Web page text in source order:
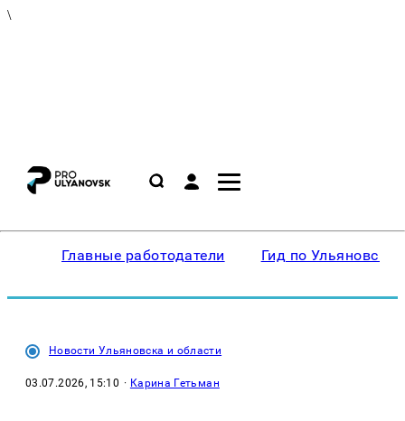
\
Главные работодатели Гид по Ульяновску
Новости Ульяновска и области
03.07.2026, 15:10 · Карина Гетьман